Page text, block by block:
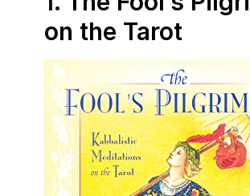
Recensioni di Libri
(Viola)
on the Tarot